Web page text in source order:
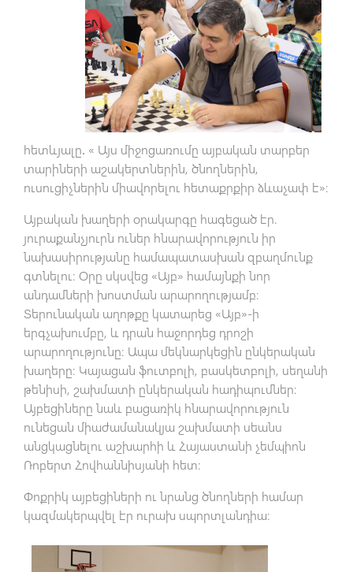
հետևյալը․ « Այս միջոցառումը այբական տարբեր
տարիների աշակերտներին, ծնողներին,
ուսուցիչներին միավորելու հետաքրքիր ձևաչափ է»։
Այբական խաղերի օրակարգը հագեցած էր.
յուրաքանչյուրն ուներ հնարավորություն իր
նախասիրությանը համապատասխան զբաղմունք
գտնելու։ Օրը սկսվեց «Այբ» համայնքի նոր
անդամների խոստման արարողությամբ։
Տերունական աղոթքը կատարեց «Այբ»-ի
երգչախումբը, և դրան հաջորդեց դրոշի
արարողությունը։ Ապա մեկնարկեցին ընկերական
խաղերը։ Կայացան ֆուտբոլի, բասկետբոլի, սեղանի
թենիսի, շախմատի ընկերական հադիպումներ։
Այբեցիները նաև բացառիկ հնարավորություն
ունեցան միաժամանակյա շախմատի սեանս
անցկացնելու աշխարհի և Հայաստանի չեմպիոն
Ռոբերտ Հովհաննիսյանի հետ։
Փոքրիկ այբեցիների ու նրանց ծնողների համար
կազմակերպվել էր ուրախ սպորտլանդիա։